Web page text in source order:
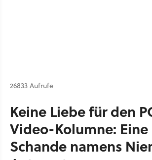
26833 Aufrufe
Keine Liebe für den
Video-Kolumne: Eine
Schande namens